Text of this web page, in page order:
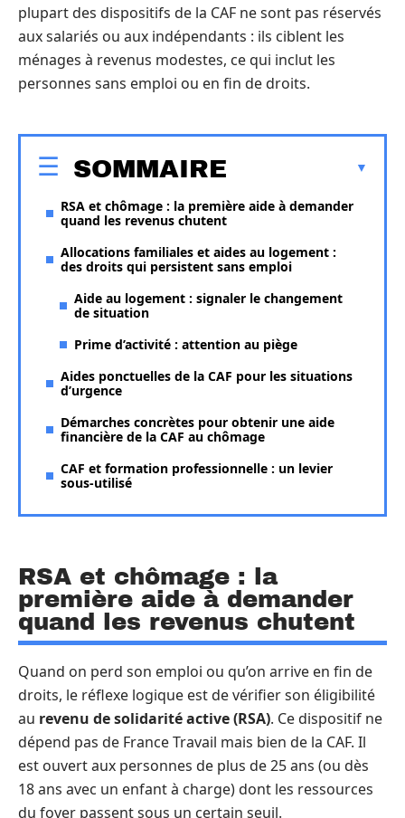
plupart des dispositifs de la CAF ne sont pas réservés
aux salariés ou aux indépendants : ils ciblent les
ménages à revenus modestes, ce qui inclut les
personnes sans emploi ou en fin de droits.
SOMMAIRE
RSA et chômage : la première aide à demander
quand les revenus chutent
Allocations familiales et aides au logement :
des droits qui persistent sans emploi
Aide au logement : signaler le changement
de situation
Prime d’activité : attention au piège
Aides ponctuelles de la CAF pour les situations
d’urgence
Démarches concrètes pour obtenir une aide
financière de la CAF au chômage
CAF et formation professionnelle : un levier
sous-utilisé
RSA et chômage : la
première aide à demander
quand les revenus chutent
Quand on perd son emploi ou qu’on arrive en fin de
droits, le réflexe logique est de vérifier son éligibilité
au revenu de solidarité active (RSA). Ce dispositif ne
dépend pas de France Travail mais bien de la CAF. Il
est ouvert aux personnes de plus de 25 ans (ou dès
18 ans avec un enfant à charge) dont les ressources
du foyer passent sous un certain seuil.